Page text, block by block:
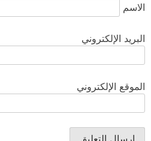
الاسم
البريد الإلكتروني
الموقع الإلكتروني